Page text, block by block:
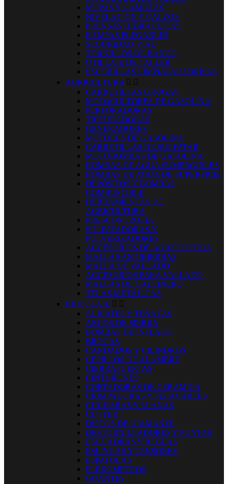
MOPAS Y GAMUZAS
NIVELACION Y CALZOS.
PRENSAS HIDRAULICAS
RAMPAS PLEGABLES
SEGURIDAD VIAL
TORNILLOS DE BANCO
UTILLAJE DE TALLER
ESCOBILLAS LIMPIAPARABRISAS
AGRICULTURA  
CARRETILLAS ORUGAS
MOTOCULTORES DE GASOLINA
PERFORADORAS
TRITURADORAS
GENERADORES
MOTORES DE GASOLINA
CARRETILLAS DE SULFATAR
MOTOBOMBAS DE GASOLINA
BOMBAS DE AGUA SUMERGIBLES
BOMBAS DE AGUA DE SUPERFICIE
DEPÓSITOS Y BOMBAS
COMBUSTIBLE
HERRAMIENTAS DE
AGRICULTURA
PRESCONTROLES
SULFATADORAS Y
PULVERIZADORES
ACCESORIOS DE AGRICULTURA
MALLAS ANTIHIERBAS
MALLA DE VALLADO
ACCESORIOS PARA VALLADO
MALLAS DE GALLINERO
TELAS METÁLICAS
BRICOLAJE  
ALICATES Y TENAZAS
ARCOS DE SIERRA
BOMBAS DE INFLADO
BROCAS
CANDADOS Y CILINDROS
CEPILLOS DE ALAMBRE
CIERRAPUERTAS
CINTURONES
CORTADORAS DE CERAMICA
CRIMPADORAS Y PELACABLES
CUCHARAS Y LLANAS
CUTTER
DISCOS DE DIAMANTE
DESTORNILLADORES Y PUNTAS
ESCUADRAS Y REGLAS
ESLINGAS Y TENSORES
ESPATULAS
FLEXOMETROS
GUANTES